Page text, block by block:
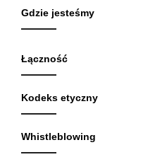
Gdzie jesteśmy
Łączność
Kodeks etyczny
Whistleblowing